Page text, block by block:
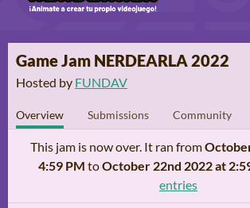
Game Jam NERDEARLA 2022
Hosted by FUNDAV
Overview Submissions Community
This jam is now over. It ran from
4:59 PM toOctober 22nd 2022 at
entries